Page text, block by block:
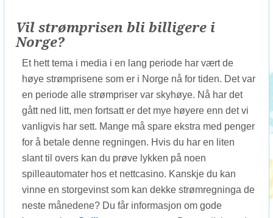
Vil strømprisen bli billigere i
Norge?
Et hett tema i media i en lang periode har vært de
høye strømprisene som er i Norge nå for tiden. Det var
en periode alle strømpriser var skyhøye. Nå har det
gått ned litt, men fortsatt er det mye høyere enn det vi
vanligvis har sett. Mange må spare ekstra med penger
for å betale denne regningen. Hvis du har en liten
slant til overs kan du prøve lykken på noen
spilleautomater hos et nettcasino. Kanskje du kan
vinne en storgevinst som kan dekke strømregninga de
neste månedene? Du får informasjon om gode